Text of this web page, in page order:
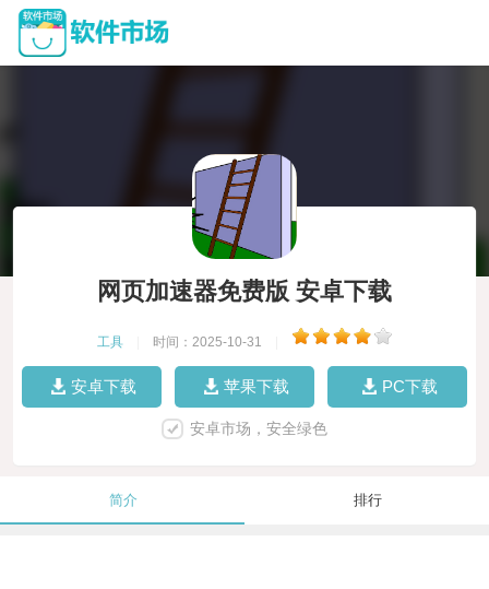
网页加速器免费版 安卓下载
工具 时间：2025-10-31
安卓下载 苹果下载 PC下载
安卓市场，安全绿色
简介 排行